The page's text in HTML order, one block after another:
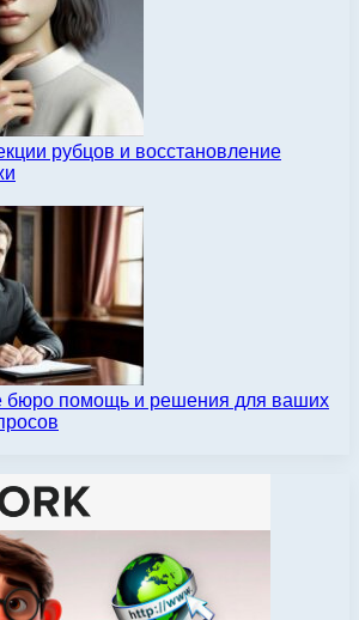
рубцов и восстановление
бюро помощь и решения для ваших